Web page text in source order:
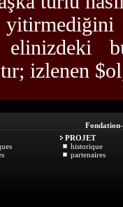
elinizdeki
izlenen
Fondation
PROJET
historique
partenaires